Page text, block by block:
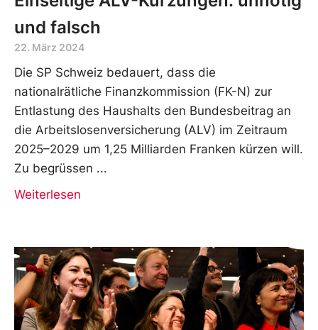
und falsch
22. März 2024
Die SP Schweiz bedauert, dass die
nationalrätliche Finanzkommission (FK-N) zur
Entlastung des Haushalts den Bundesbeitrag an
die Arbeitslosenversicherung (ALV) im Zeitraum
2025–2029 um 1,25 Milliarden Franken kürzen will.
Zu begrüssen
Weiterlesen